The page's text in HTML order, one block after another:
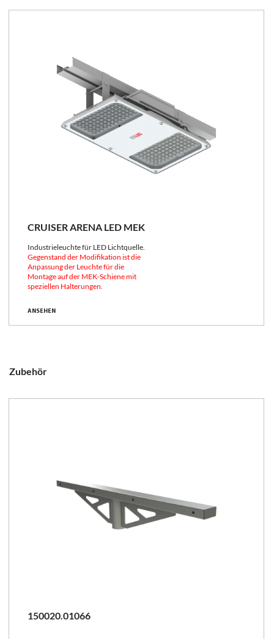
CRUISER ARENA LED MEK
Industrieleuchte für LED Lichtquelle.
Gegenstand der Modifikation ist die
Anpassung der Leuchte für die
Montage auf der MEK-Schiene mit
speziellen Halterungen.
ANSEHEN
Zubehör
150020.01066